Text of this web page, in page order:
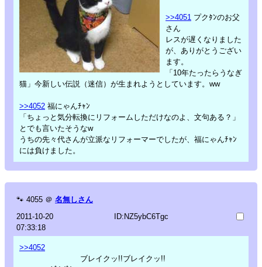
>>4051 プクﾀﾝのお父
さん
レスが遅くなりました
が、ありがとうござい
ます。
「10年たったらうなぎ
猫」今新しい伝説（迷信）が生まれようとしています。ww
>>4052 福にゃんﾁｬﾝ
「ちょっと気分転換にリフォームしただけなのよ、文句ある？」
とでも言いたそうなw
うちの先々代さんが立派なリフォーマーでしたが、福にゃんﾁｬﾝ
には負けました。
🐾 4055 ＠ 名無しさん
2011-10-20
07:33:18
ID:NZ5ybC6Tgc
>>4052
ブレイクッ!!ブレイクッ!!